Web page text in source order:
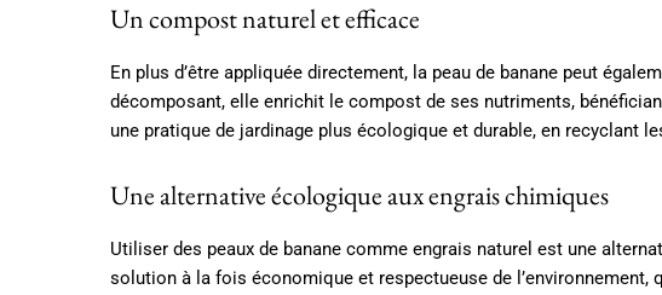
Un compost naturel et efficace
En plus d’être appliquée directement, la peau de banane peut
décomposant, elle enrichit le compost de ses nutriments,
une pratique de jardinage plus écologique et durable, en recyclant
Une alternative écologique aux engrais chimiques
Utiliser des peaux de banane comme engrais naturel est une
solution à la fois économique et respectueuse de